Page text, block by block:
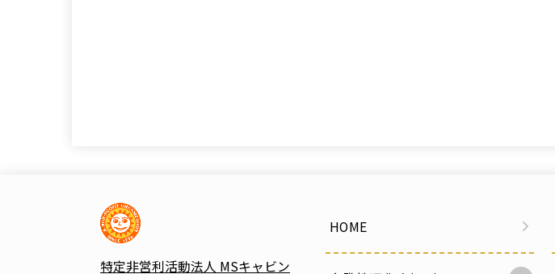
特定非営利活動法人 MSキャビン
HOME